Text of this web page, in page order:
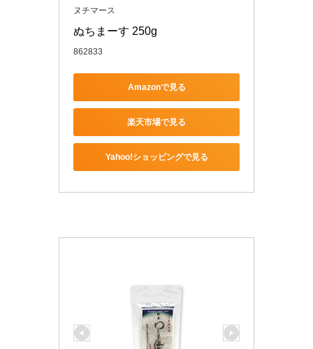
ヌチマース
ぬちまーす 250g
862833
Amazonで見る
楽天市場で見る
Yahoo!ショッピングで見る